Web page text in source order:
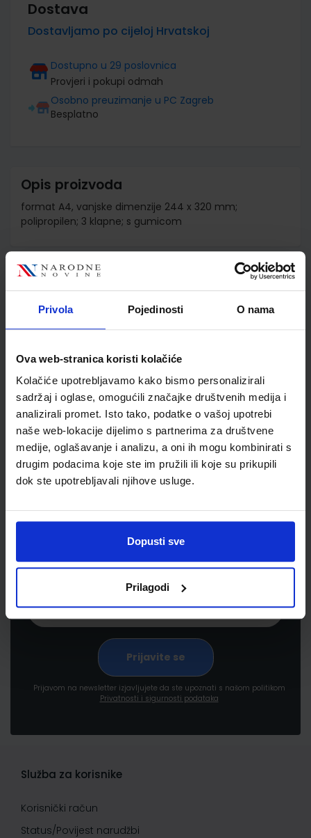
Privola Pojedinosti O nama
Ova web-stranica koristi kolačiće
Kolačiće upotrebljavamo kako bismo personalizirali
sadržaj i oglase, omogućili značajke društvenih medija i
analizirali promet. Isto tako, podatke o vašoj upotrebi
naše web-lokacije dijelimo s partnerima za društvene
medije, oglašavanje i analizu, a oni ih mogu kombinirati s
drugim podacima koje ste im pružili ili koje su prikupili
dok ste upotrebljavali njihove usluge.
Dopusti sve
Prilagodi
Dostava
Dostavljamo po cijeloj Hrvatskoj
Dostupno u 29 poslovnica
Provjeri i pokupi odmah
Osobno preuzimanje u PC Zagreb
Besplatno
Opis proizvoda
format A4, vanjske dimenzije 244 x 320 mm;
polipropilen; 3 klapne; s gumicom
Šifra proizvoda
821418
Jedinična mjera
Newsletter prijava
Prijavite se kako bi primali informacije o novim
pogodnostima
Prijavom na newsletter izjavljujete da ste upoznati s našom politikom
Privatnosti i sigurnosti podataka
Služba za korisnike
Korisnički račun
Status/Povijest narudžbi